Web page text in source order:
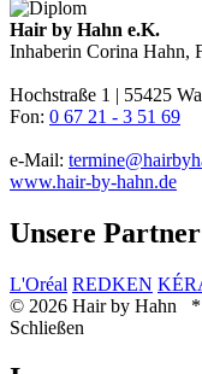
Hair by Hahn e.K.
Inhaberin Corina Hahn,
Hochstraße 1 | 55425
Fon: 0 67 21 - 3 51 69
e-Mail:
www.hair-by-hahn.de
Unsere Partner
L'Oréal REDKEN
© 2026 Hair by Hahn
Schließen